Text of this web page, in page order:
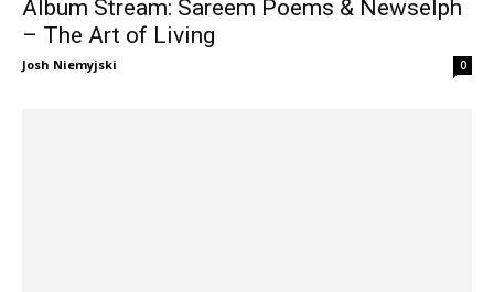
Album Stream: Sareem Poems & Newselph
– The Art of Living
Josh Niemyjski 0